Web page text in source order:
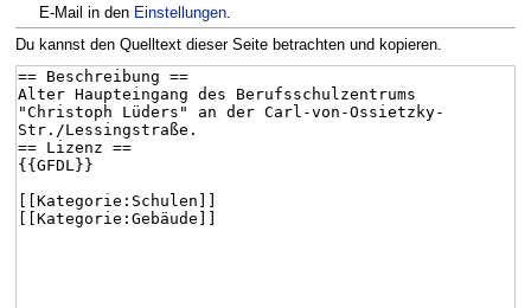
E-Mail in den Einstellungen
Du kannst den Quelltext dieser Seite betrachten und kopieren.